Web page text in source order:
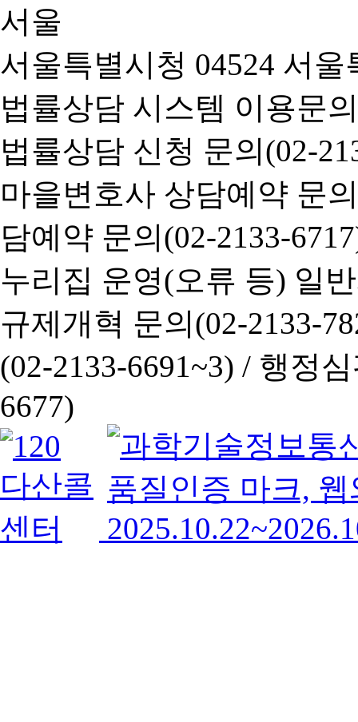
서울특별시청 04524 서
법률상담 시스템 이용문
법률상담 신청 문의(02-
마을변호사 상담예약 문
담예약 문의(02-2133-
누리집 운영(오류 등) 일
규제개혁 문의(02-2133-
(02-2133-6691~3) / 행정심
6677)